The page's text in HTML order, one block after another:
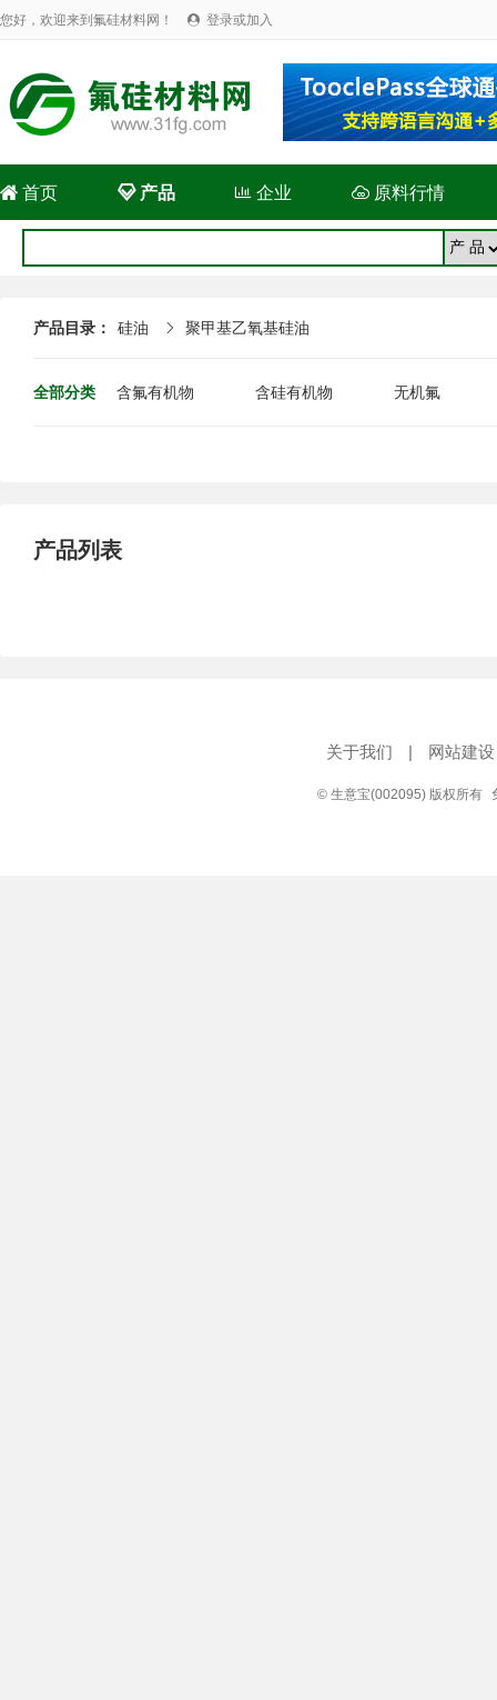
您好，欢迎来到氟硅材料网！  登录或加入
 首页 产品  企业 原料行情
产品目录： 硅油  聚甲基乙氧基硅油
全部分类 含氟有机物 含硅有机物 无机氟
产品列表
关于我们 | 网站建设
© 生意宝(002095) 版权所有